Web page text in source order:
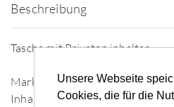
Unsere Webseite
Cookies, die für die
Beschreibung
Tasche mit Privaten inhalten
Marke: Sonstige
Inhalt: Ladekabel